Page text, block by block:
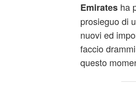
Emiratesha
prosieguo di
nuovi ed
faccio
questo